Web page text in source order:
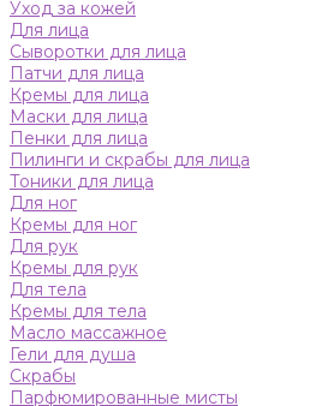
Уход за кожей
Для лица
Сыворотки для лица
Патчи для лица
Кремы для лица
Маски для лица
Пенки для лица
Пилинги и скрабы для лица
Тоники для лица
Для ног
Кремы для ног
Для рук
Кремы для рук
Для тела
Кремы для тела
Масло массажное
Гели для душа
Скрабы
Парфюмированные мисты